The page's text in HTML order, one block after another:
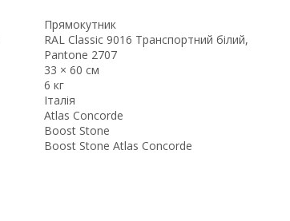
Прямокутник
RAL Classic 9016 Транспортний білий,
Pantone 2707
33 × 60 см
6 кг
Італія
Atlas Concorde
Boost Stone
Boost Stone Atlas Concorde